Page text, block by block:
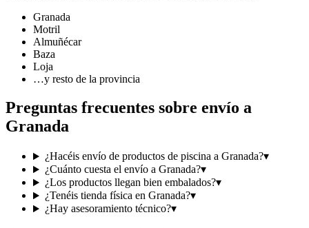
Granada
Motril
Almuñécar
Baza
Loja
…y resto de la provincia
Preguntas frecuentes sobre envío a
Granada
¿Hacéis envío de productos de piscina a Granada?▾
¿Cuánto cuesta el envío a Granada?▾
¿Los productos llegan bien embalados?▾
¿Tenéis tienda física en Granada?▾
¿Hay asesoramiento técnico?▾